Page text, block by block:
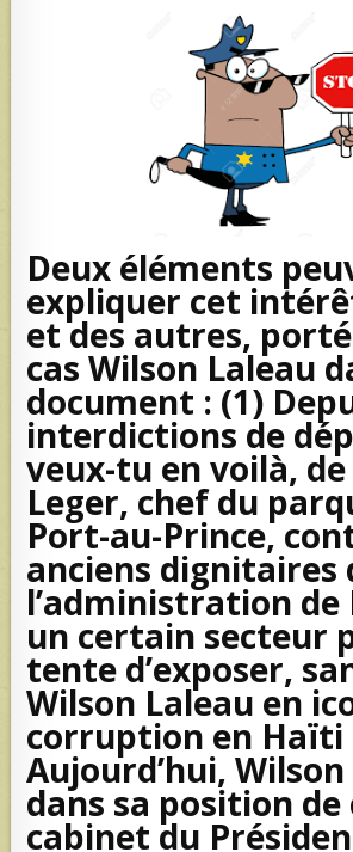
Deux éléments
expliquer cet
et des autres,
cas Wilson Laleau
document : (1)
interdictions de
veux-tu en voilà,
Leger, chef du
Port-au-Prince,
anciens dignitaires
l’administration
un certain secteur
tente d’exposer,
Wilson Laleau en
corruption en Haïti
Aujourd’hui,
dans sa position de
cabinet du